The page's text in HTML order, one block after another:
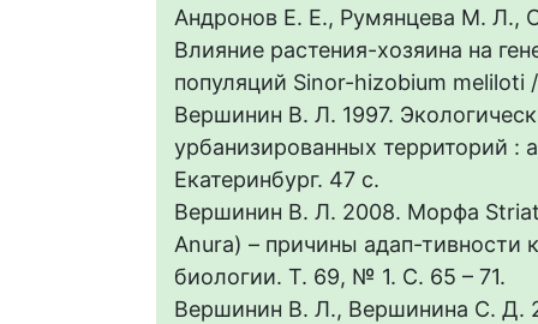
Андронов Е. Е., Румянцева М. Л.,
Влияние растения-хозяина на
популяций Sinor-hizobium meliloti
Вершинин В. Л. 1997.
урбанизированных территорий :
Екатеринбург. 47 с.
Вершинин В. Л. 2008. Морфа
Anura) – причины адап-
биологии. Т. 69, № 1. С. 65 – 71.
Вершинин В. Л., Вершинина С. Д.